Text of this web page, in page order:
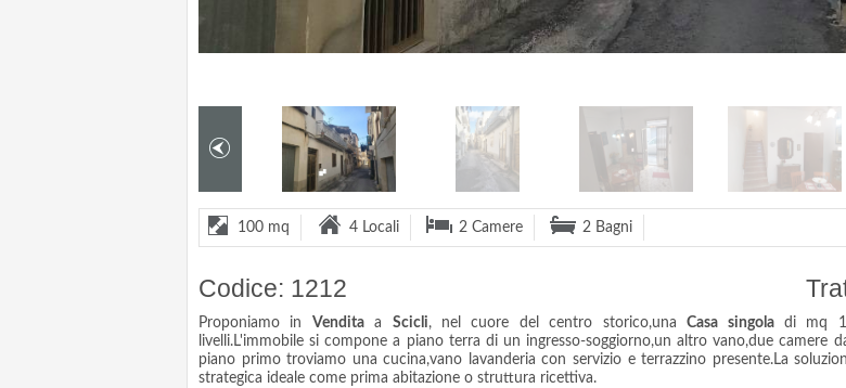
100 mq 4 Locali 2 Camere 2 Bagni
Codice: 1212
Proponiamo in Venditaa Scicli, nel cuore del centro storico,unaCasa singoladi mq
livelli.L'immobile si compone a piano terra di un ingresso-soggiorno,un altro vano,due camere
piano primo troviamo una cucina,vano lavanderia con servizio e terrazzino presente.La
strategica ideale come prima abitazione o struttura ricettiva.